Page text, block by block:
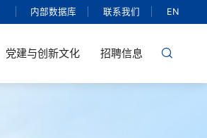
内部数据库 联系我们 EN
党建与创新文化 招聘信息